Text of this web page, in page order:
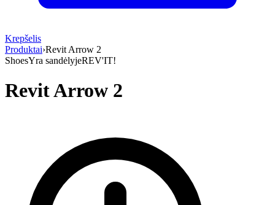
Krepšelis
Produktai›Revit Arrow 2
ShoesYra sandėlyjeREV'IT!
Revit Arrow 2